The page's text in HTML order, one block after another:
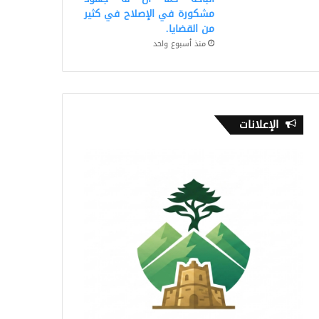
مشكورة في الإصلاح في كثير
من القضايا.
منذ أسبوع واحد
الإعلانات